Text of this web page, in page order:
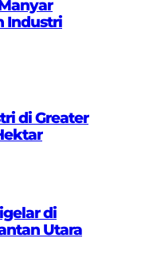
Industri
di Greater
di
Utara